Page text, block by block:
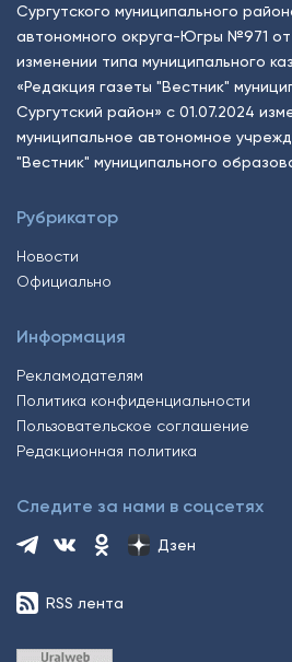
Сургутского муниципального
автономного округа-Югры №971 от
изменении типа муниципального
«Редакция газеты "Вестник"
Сургутский район» с 01.07.2024
муниципальное автономное
"Вестник" муниципального
Рубрикатор
Новости
Официально
Информация
Рекламодателям
Политика конфиденциальности
Пользовательское соглашение
Редакционная политика
Следите за нами в соцсетях
Дзен
RSS лента